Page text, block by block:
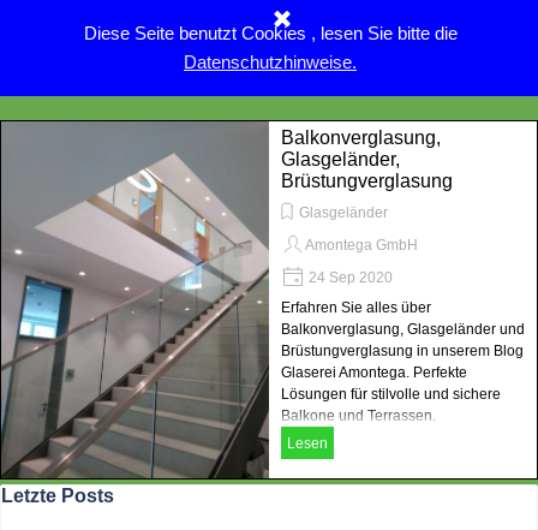
Diese Seite benutzt Cookies , lesen Sie bitte die
Datenschutzhinweise.
Menü überspringen
Balkonverglasung,
Glasgeländer,
Brüstungverglasung
Glasgeländer
Amontega GmbH
24 Sep 2020
Erfahren Sie alles über
Balkonverglasung, Glasgeländer und
Brüstungverglasung in unserem Blog
Glaserei Amontega. Perfekte
Lösungen für stilvolle und sichere
Balkone und Terrassen.
Lesen
Block überspringen Letzte Posts
Letzte Posts